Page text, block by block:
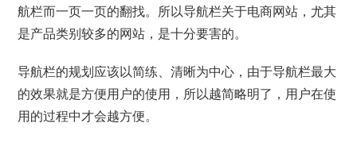
航栏而一页一页的翻找。所以导航栏关于电商网站，尤其
是产品类别较多的网站，是十分要害的。
导航栏的规划应该以简练、清晰为中心，由于导航栏最大
的效果就是方便用户的使用，所以越简略明了，用户在使
用的过程中才会越方便。